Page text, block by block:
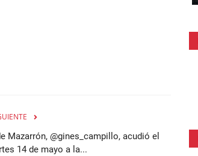
Mazarrón, @gines_campillo, acudió el
14 de mayo a la...